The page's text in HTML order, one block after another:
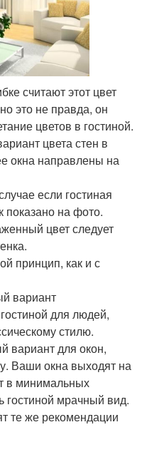
считают этот цвет
это не правда, он
цветов в гостиной.
цвета стен в
окна направлены на
если гостиная
показано на фото.
цвет следует
принцип, как и с
вариант
для людей,
стилю.
вариант для окон,
Ваши окна выходят на
в минимальных
гостиной мрачный вид.
те же рекомендации